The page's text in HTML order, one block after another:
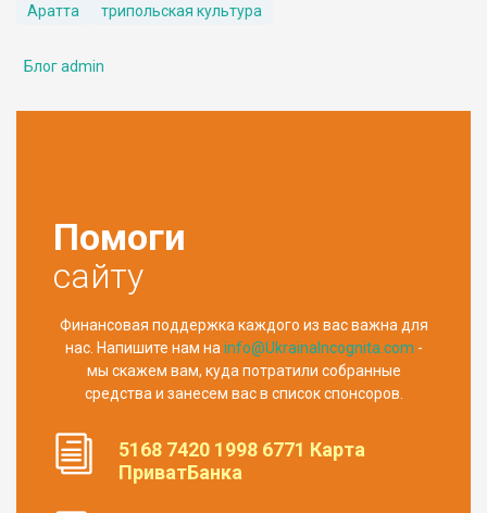
Аратта трипольская культура
Блог admin
Помоги
сайту
Финансовая поддержка каждого из вас важна для
нас. Напишите нам на info@UkrainaIncognita.com -
мы скажем вам, куда потратили собранные
средства и занесем вас в список спонсоров.
5168 7420 1998 6771 Карта
ПриватБанка